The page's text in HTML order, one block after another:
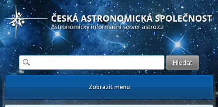
Česká astronomická společnost - Informační astronomický server
Zobrazit menu